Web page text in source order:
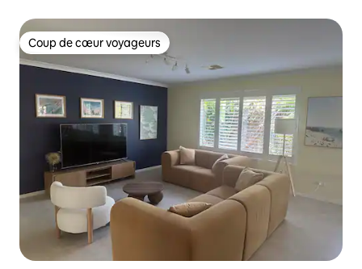
Coup de cœur voyageurs
Coup de cœur voyageurs